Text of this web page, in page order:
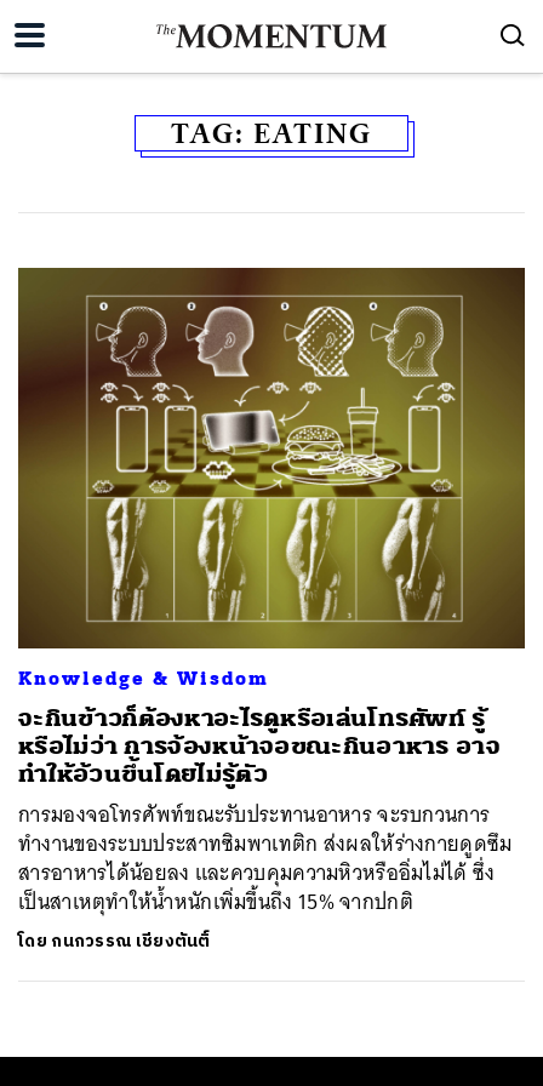
TAG: EATING
Knowledge & Wisdom
จะกินข้าวก็ต้องหาอะไรดูหรือเล่นโทรศัพท์ รู้
หรือไม่ว่า การจ้องหน้าจอขณะกินอาหาร อาจ
ทำให้อ้วนขึ้นโดยไม่รู้ตัว
การมองจอโทรศัพท์ขณะรับประทานอาหาร จะรบกวนการ
ทำงานของระบบประสาทซิมพาเทติก ส่งผลให้ร่างกายดูดซึม
สารอาหารได้น้อยลง และควบคุมความหิวหรืออิ่มไม่ได้ ซึ่ง
เป็นสาเหตุทำให้น้ำหนักเพิ่มขึ้นถึง 15% จากปกติ
โดย กนกวรรณ เชียงตันติ์
SHARE TWEET LINE EMAIL